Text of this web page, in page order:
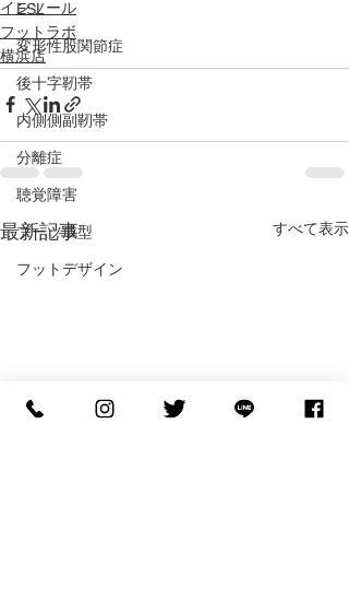
ESL
変形性股関節症
後十字靭帯
内側側副靭帯
分離症
聴覚障害
ブーツ成型
フットデザイン
インソール
フットラボ
横浜店
最新記事 すべて表示